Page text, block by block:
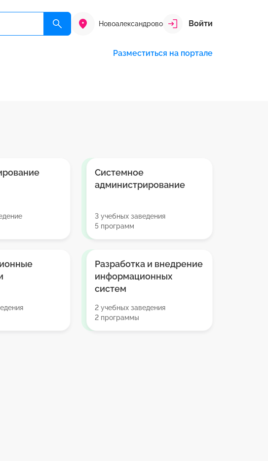
Новоалександрово Войти
Разместиться на портале
Системное
администрирование
3 учебных заведения
5 программ
Разработка и внедрение
информационных
систем
2 учебных заведения
2 программы